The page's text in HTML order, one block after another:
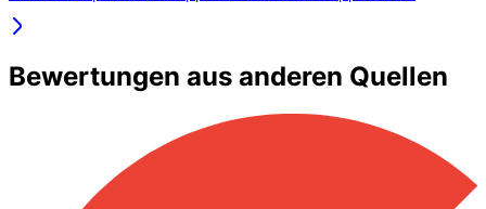
Bewertungen aus anderen Quellen